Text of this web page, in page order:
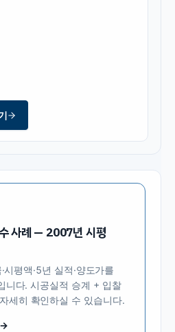
사례 — 2007년 시평
시평액·5년 실적·양도가를
니다. 시공실적 승계 + 입찰
세히 확인하실 수 있습니다.
→